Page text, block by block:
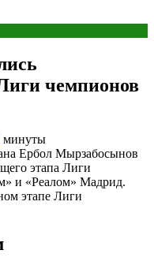
чемпионов
минуты
Ербол Мырзабосынов
этапа Лиги
и «Реалом» Мадрид.
этапе Лиги